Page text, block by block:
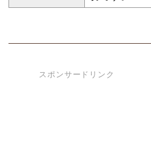
スポンサードリンク